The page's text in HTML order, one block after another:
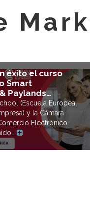
éxito el curso
Smart
Paylands…
(Escuela Europea
y la Cámara
Electrónico